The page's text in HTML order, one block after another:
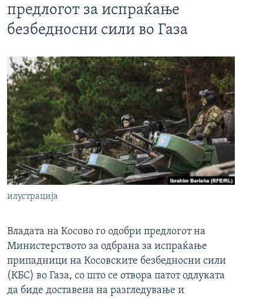
предлогот за испраќање
безбедносни сили во Газа
илустрација
Владата на Косово го одобри предлогот на
Министерството за одбрана за испраќање
припадници на Косовските безбедносни сили
(КБС) во Газа, со што се отвора патот одлуката
да биде доставена на разгледување и